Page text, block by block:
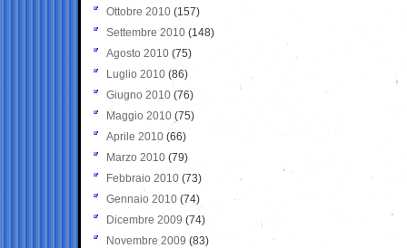
Ottobre 2010 (157)
Settembre 2010 (148)
Agosto 2010 (75)
Luglio 2010 (86)
Giugno 2010 (76)
Maggio 2010 (75)
Aprile 2010 (66)
Marzo 2010 (79)
Febbraio 2010 (73)
Gennaio 2010 (74)
Dicembre 2009 (74)
Novembre 2009 (83)